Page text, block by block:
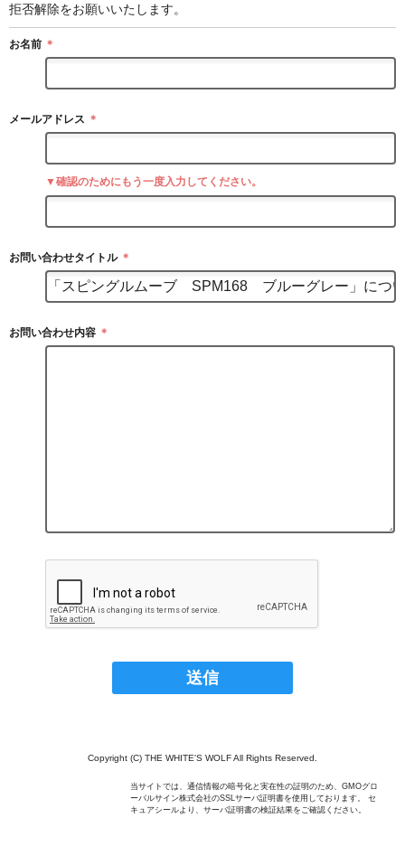
拒否解除をお願いいたします。
お名前 ＊
メールアドレス ＊
▼確認のためにもう一度入力してください。
お問い合わせタイトル ＊
お問い合わせ内容 ＊
Copyright (C) THE WHITE'S WOLF All Rights Reserved.
当サイトでは、通信情報の暗号化と実在性の証明のため、GMOグロ
ーバルサイン株式会社のSSLサーバ証明書を使用しております。 セ
キュアシールより、サーバ証明書の検証結果をご確認ください。